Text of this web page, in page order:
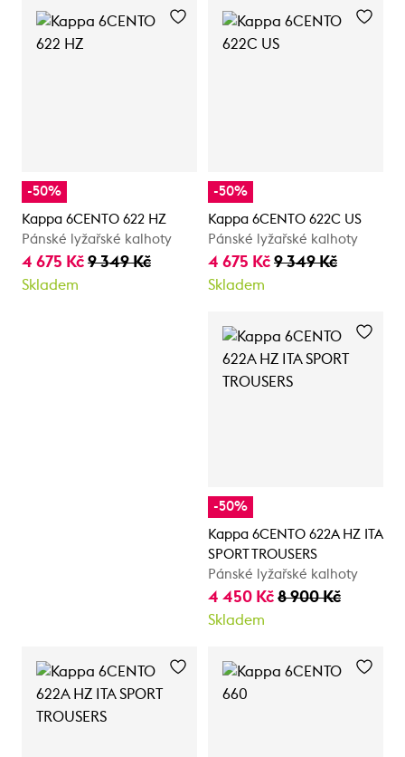
-50%
Kappa 6CENTO 622 HZ
Pánské lyžařské kalhoty
4 675 Kč 9 349 Kč
Skladem
-50%
Kappa 6CENTO 622C US
Pánské lyžařské kalhoty
4 675 Kč 9 349 Kč
Skladem
-50%
Kappa 6CENTO 622A HZ ITA
SPORT TROUSERS
Pánské lyžařské kalhoty
4 450 Kč 8 900 Kč
Skladem